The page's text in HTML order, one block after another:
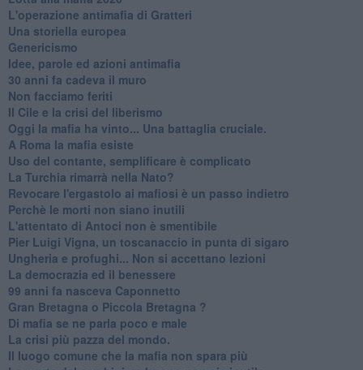
L'operazione antimafia di Gratteri
Una storiella europea
Genericismo
Idee, parole ed azioni antimafia
30 anni fa cadeva il muro
Non facciamo feriti
Il Cile e la crisi del liberismo
Oggi la mafia ha vinto... Una battaglia cruciale.
A Roma la mafia esiste
Uso del contante, semplificare è complicato
La Turchia rimarrà nella Nato?
Revocare l'ergastolo ai mafiosi è un passo indietro
Perchè le morti non siano inutili
L'attentato di Antoci non è smentibile
Pier Luigi Vigna, un toscanaccio in punta di sigaro
Ungheria e profughi... Non si accettano lezioni
La democrazia ed il benessere
99 anni fa nasceva Caponnetto
Gran Bretagna o Piccola Bretagna ?
Di mafia se ne parla poco e male
La crisi più pazza del mondo.
Il luogo comune che la mafia non spara più